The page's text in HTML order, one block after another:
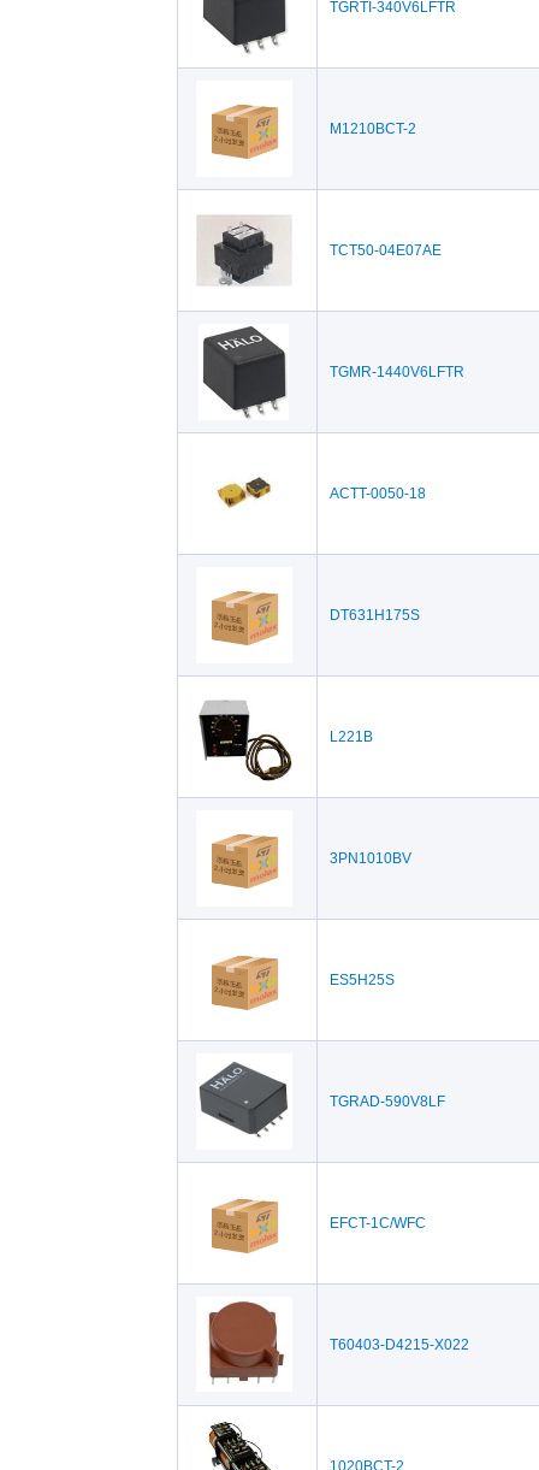
TGRTI-340V6LFTR
M1210BCT-2
TCT50-04E07AE
TGMR-1440V6LFTR
ACTT-0050-18
DT631H175S
L221B
3PN1010BV
ES5H25S
TGRAD-590V8LF
EFCT-1C/WFC
T60403-D4215-X022
1020BCT-2